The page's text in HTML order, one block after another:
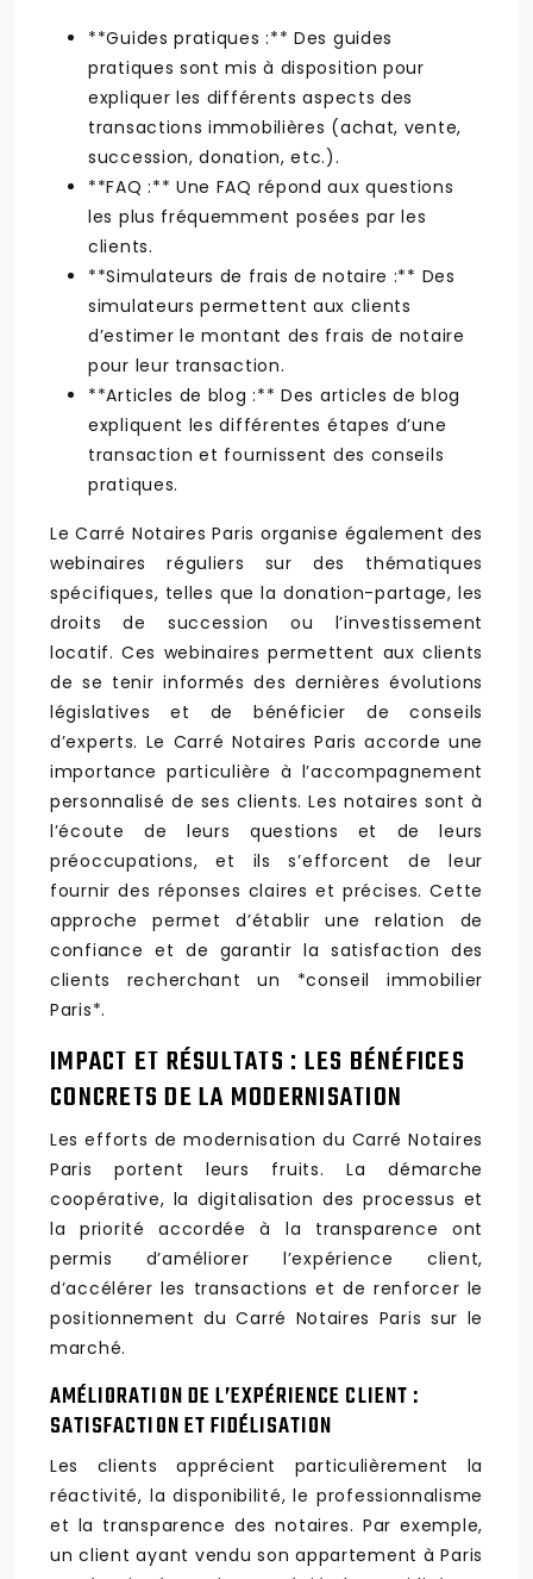
**Guides pratiques :** Des guides
pratiques sont mis à disposition pour
expliquer les différents aspects des
transactions immobilières (achat, vente,
succession, donation, etc.).
**FAQ :** Une FAQ répond aux questions
les plus fréquemment posées par les
clients.
**Simulateurs de frais de notaire :** Des
simulateurs permettent aux clients
d’estimer le montant des frais de notaire
pour leur transaction.
**Articles de blog :** Des articles de blog
expliquent les différentes étapes d’une
transaction et fournissent des conseils
pratiques.
Le Carré Notaires Paris organise également des
webinaires réguliers sur des thématiques
spécifiques, telles que la donation-partage, les
droits de succession ou l’investissement
locatif. Ces webinaires permettent aux clients
de se tenir informés des dernières évolutions
législatives et de bénéficier de conseils
d’experts. Le Carré Notaires Paris accorde une
importance particulière à l’accompagnement
personnalisé de ses clients. Les notaires sont à
l’écoute de leurs questions et de leurs
préoccupations, et ils s’efforcent de leur
fournir des réponses claires et précises. Cette
approche permet d’établir une relation de
confiance et de garantir la satisfaction des
clients recherchant un *conseil immobilier
Paris*.
IMPACT ET RÉSULTATS : LES BÉNÉFICES
CONCRETS DE LA MODERNISATION
Les efforts de modernisation du Carré Notaires
Paris portent leurs fruits. La démarche
coopérative, la digitalisation des processus et
la priorité accordée à la transparence ont
permis d’améliorer l’expérience client,
d’accélérer les transactions et de renforcer le
positionnement du Carré Notaires Paris sur le
marché.
AMÉLIORATION DE L’EXPÉRIENCE CLIENT :
SATISFACTION ET FIDÉLISATION
Les clients apprécient particulièrement la
réactivité, la disponibilité, le professionnalisme
et la transparence des notaires. Par exemple,
un client ayant vendu son appartement à Paris